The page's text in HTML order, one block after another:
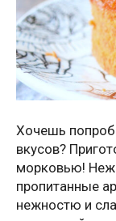
Хочешь
вкусов?
морковью!
пропитанные
нежностю и